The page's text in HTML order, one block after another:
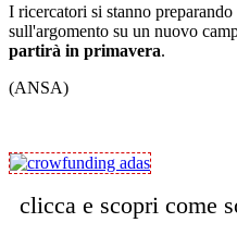
I ricercatori si stanno
sull'argomento su un nuovo
partirà in primavera.
(ANSA)
clicca e scopri come